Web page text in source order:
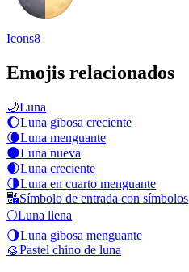
Icons8
Emojis relacionados
🌙Luna
🌔Luna gibosa creciente
🌘Luna menguante
🌑Luna nueva
🌒Luna creciente
🌗Luna en cuarto menguante
🔣Símbolo de entrada con símbolos
🌕Luna llena
🌖Luna gibosa menguante
🥮Pastel chino de luna